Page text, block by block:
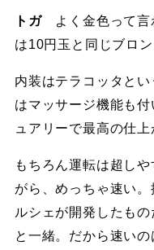
トガ よく金色って
は10円玉と同じブロン
内装はテラコッタと
はマッサージ機能も
ュアリーで最高の仕上
もちろん運転は超し
がら、めっちゃ速い
ルシェが開発したも
と一緒。だから速いの